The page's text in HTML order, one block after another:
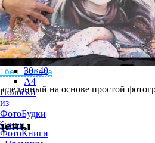
город?
по всему миру
без города
13×18
15×15
15×20
20×20
20×30
30×30
30×40
A4
Полоски
из
ФотоБудки
ФотоКниги
на основе простой